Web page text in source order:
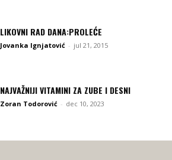
LIKOVNI RAD DANA:PROLEĆE
Jovanka Ignjatović - jul 21, 2015
NAJVAŽNIJI VITAMINI ZA ZUBE I DESNI
Zoran Todorović - dec 10, 2023